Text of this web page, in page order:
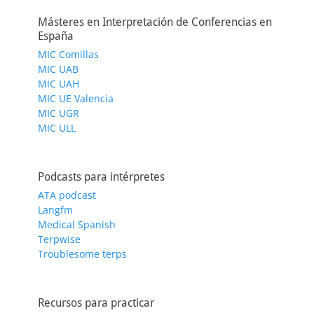
Másteres en Interpretación de Conferencias en
España
MIC Comillas
MIC UAB
MIC UAH
MIC UE Valencia
MIC UGR
MIC ULL
Podcasts para intérpretes
ATA podcast
Langfm
Medical Spanish
Terpwise
Troublesome terps
Recursos para practicar